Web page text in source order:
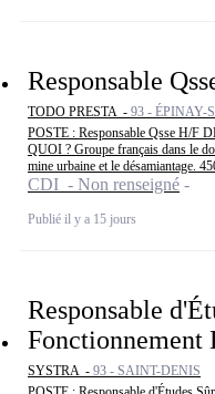
Responsable
TODO PRESTA - 93 - ÉPINAY-
POSTE : Responsable Qsse H/F
QUOI ? Groupe français dans le
mine urbaine et le désamiantage.
CDI - Non renseigné
Publié il y a 15 jours
Responsable
Fonctionnement
SYSTRA - 93 - SAINT-DENIS